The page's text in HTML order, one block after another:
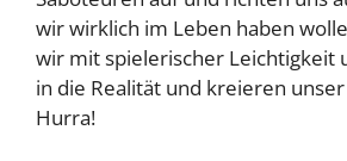
wir wirklich im Leben haben
wir mit spielerischer Leichtigkeit
in die Realität und kreieren
Hurra!